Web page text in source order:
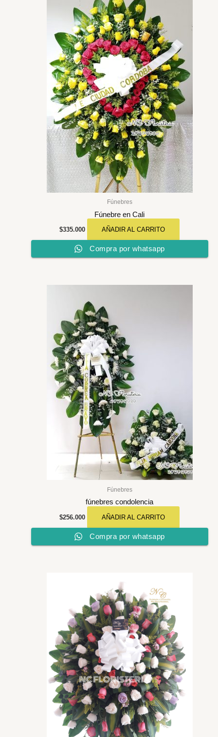
Fúnebres
Fúnebre en Cali
$335.000 AÑADIR AL CARRITO
Compra por whatsapp
Fúnebres
fúnebres condolencia
$256.000 AÑADIR AL CARRITO
Compra por whatsapp